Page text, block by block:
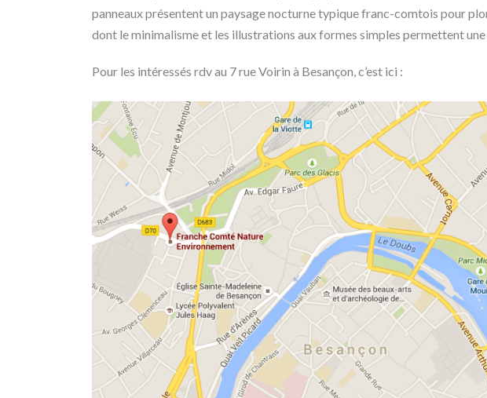
panneaux présentent un paysage nocturne typique franc-comtois pour
dont le minimalisme et les illustrations aux formes simples permettent
Pour les intéressés rdv au 7 rue Voirin à Besançon, c’est ici :